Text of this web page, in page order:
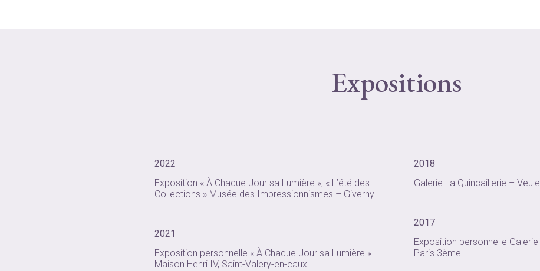
Expositions
2022
Exposition « À Chaque Jour sa Lumière », « L’été des
Collections » Musée des Impressionnismes – Giverny
2021
Exposition personnelle « À Chaque Jour sa Lumière »
Maison Henri IV, Saint-Valery-en-caux
2018
Galerie La Quincaillerie –
2017
Exposition personnelle
Paris 3ème